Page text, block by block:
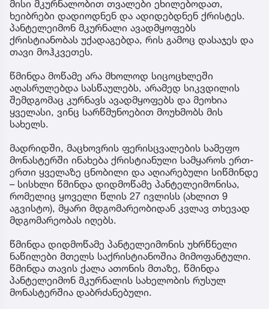
მისი მკურნალობით თვალები ეხილებოდათ,
ხეიბრები დადიოდნენ და ადიდებდნენ ქრისტეს.
პანტელეიმონ მკურნალი ავადმყოფებს
ქრისტიანობას უქადაგებდა, რის გამოც დასაჯეს და
თავი მოჰკვეთეს.
წმინდა მოწამე არა მხოლოდ სიცოცხლეში
აღასრულებდა სასწაულებს, არამედ სიკვდილის
შემდგომაც კურნავს ავადმყოფებს და მეოხია
ყველასი, ვინც სარწმუნოებით მოუხმობს მის
სახელს.
მადრიდში, მაცხოვრის ფერისცვალების სამეფო
მონასტერში ინახება ქრისტიანული სამყაროს ერთ-
ერთი ყველაზე ცნობილი და აღიარებული სიწმინდე
– სისხლი წმინდა დიდმოწამე პანტელეიმონისა,
რომელიც ყოველი წლის 27 ივლისს (ახლით 9
აგვისტო), მყარი მდგომარეობიდან კვლავ თხევად
მდგომარეობას იღებს.
წმინდა დიდმოწამე პანტელეიმონის უხრწნელი
ნაწილები მთელს საქრისტიანოშია მიმოფანტული.
წმინდა თავის ქალა ათონის მთაზე, წმინდა
პანტელეიმონ მკურნალის სახელობის რუსულ
მონასტერშია დაბრძანებული.